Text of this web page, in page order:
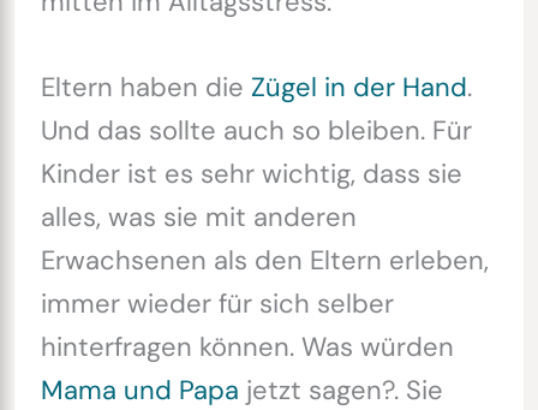
Eltern haben die Zügel in der Hand.
Und das sollte auch so bleiben. Für
Kinder ist es sehr wichtig, dass sie
alles, was sie mit anderen
Erwachsenen als den Eltern erleben,
immer wieder für sich selber
hinterfragen können. Was würden
Mama und Papa jetzt sagen?. Sie